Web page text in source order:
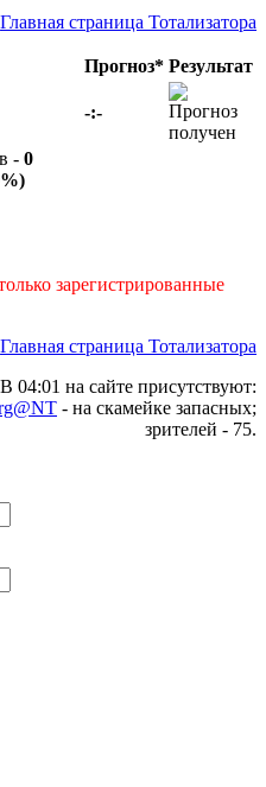
Главная страница Тотализатора
Прогноз* Результат
-:-
- 0
зарегистрированные
Главная страница Тотализатора
В 04:01 на сайте присутствуют:
- на скамейке запасных;
зрителей - 75.